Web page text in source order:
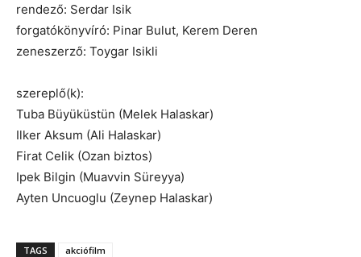
rendező: Serdar Isik
forgatókönyvíró: Pinar Bulut, Kerem Deren
zeneszerző: Toygar Isikli
szereplő(k):
Tuba Büyüküstün (Melek Halaskar)
Ilker Aksum (Ali Halaskar)
Firat Celik (Ozan biztos)
Ipek Bilgin (Muavvin Süreyya)
Ayten Uncuoglu (Zeynep Halaskar)
TAGS akciófilm